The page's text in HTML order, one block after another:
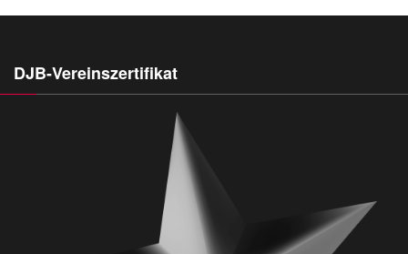
DJB-Vereinszertifikat